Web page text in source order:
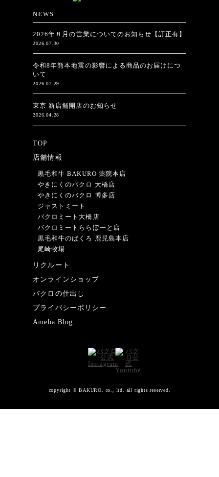
NEWS
2026年８月の営業についてのお知らせ【訂正有】
2026.07.30
令和8年熊本地震の影響による商品のお届けにつ
いて
2026.07.29
東京 新店舗開店のお知らせ
2026.04.28
TOP
店舗情報
黒毛和牛 BAKURO 薬院本店
やきにくのバクロ 大橋店
やきにくのバクロ 博多店
ジャストミート
バクロミート大橋店
バクロミートららぽーと店
黒毛和牛のばくろ 鹿児島本店
尾崎牧場
リクルート
オンラインショップ
バクロの仕出し
プライバシーポリシー
Ameba Blog
copyright © BAKURO. co., ltd. all rights reserved.